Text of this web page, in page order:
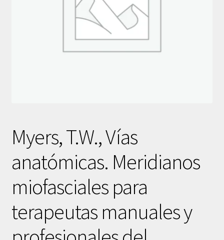
Myers, T.W., Vías
anatómicas. Meridianos
miofasciales para
terapeutas manuales y